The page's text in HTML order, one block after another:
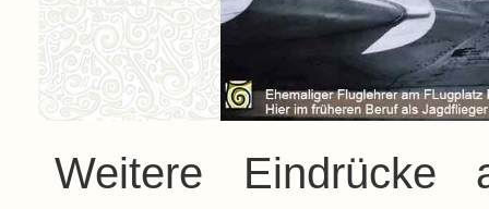
Weitere Eindrücke